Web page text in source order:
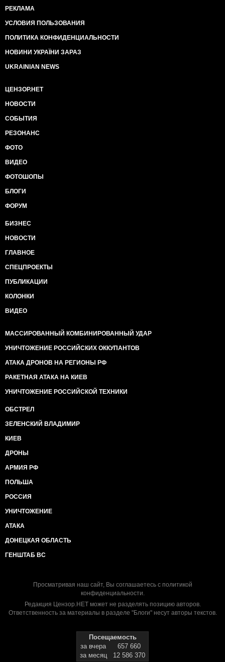
РЕКЛАМА
УСЛОВИЯ ПОЛЬЗОВАНИЯ
ПОЛИТИКА КОНФИДЕНЦИАЛЬНОСТИ
НОВИНИ УКРАЇНИ ЗАРАЗ
UKRAINIAN NEWS
ЦЕНЗОР.НЕТ
НОВОСТИ
СОБЫТИЯ
РЕЗОНАНС
ФОТО
ВИДЕО
ФОТОШОПЫ
БЛОГИ
ФОРУМ
БИЗНЕС
НОВОСТИ
ГЛАВНОЕ
СПЕЦПРОЕКТЫ
ПУБЛИКАЦИИ
КОЛОНКИ
ВИДЕО
МАССИРОВАННЫЙ КОМБИНИРОВАННЫЙ УДАР
УНИЧТОЖЕНИЕ РОССИЙСКИХ ОККУПАНТОВ
АТАКА ДРОНОВ НА РЕГИОНЫ РФ
РАКЕТНАЯ АТАКА НА КИЕВ
УНИЧТОЖЕНИЕ РОССИЙСКОЙ ТЕХНИКИ
ОБСТРЕЛ
ЗЕЛЕНСКИЙ ВЛАДИМИР
КИЕВ
ДРОНЫ
АРМИЯ РФ
ПОЛЬША
РОССИЯ
УНИЧТОЖЕНИЕ
АТАКА
ДОНЕЦКАЯ ОБЛАСТЬ
ГЕНШТАБ ВС
Просматривая наш сайт, Вы соглашаетесь с политикой
конфиденциальности.
Редакция Цензор.НЕТ может не разделять позицию авторов.
Ответственность за материалы в разделе "Блоги" несут авторы текстов.
Посещаемость
за вчера
657 660
за месяц
12 586 370